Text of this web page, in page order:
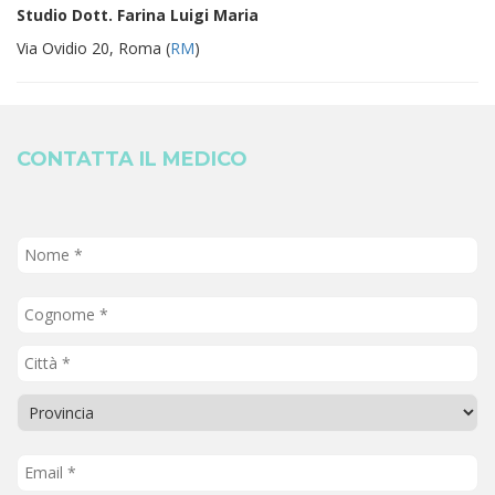
Studio Dott. Farina Luigi Maria
Via Ovidio 20, Roma (RM)
CONTATTA IL MEDICO